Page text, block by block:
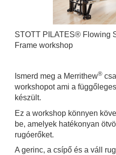
STOTT PILATES® Flowing
Frame workshop
Ismerd meg a Merrithew®
workshopot ami a
készült.
Ez a workshop könnyen
be, amelyek hatékonyan
rugóerőket.
A gerinc, a csípő és a váll